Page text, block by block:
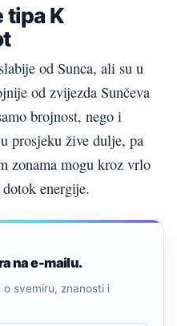
tipa K
od Sunca, ali su u
od zvijezda Sunčeva
brojnost, nego i
prosjeku žive dulje, pa
zonama mogu kroz vrlo
energije.
na e-mailu.
svemiru, znanosti i